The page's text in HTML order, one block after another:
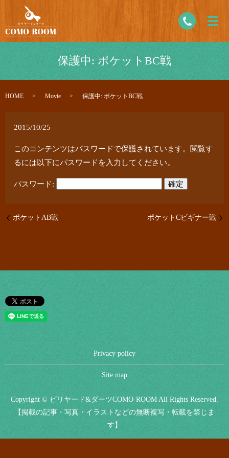
保護中: ポケットBC戦
HOME Movie 保護中: ポケットBC戦
2015/10/25
このコンテンツはパスワードで保護されています。閲覧す
るには以下にパスワードを入力してください。
パスワード:
ポケットAB戦 ポケットCビギナー戦
Privacy policy
Site map
Copyright © ビリヤード&ダーツCOMO-ROOM All Rights Reserved.
【掲載の記事・写真・イラストなどの無断複写・転載を禁じま
す】